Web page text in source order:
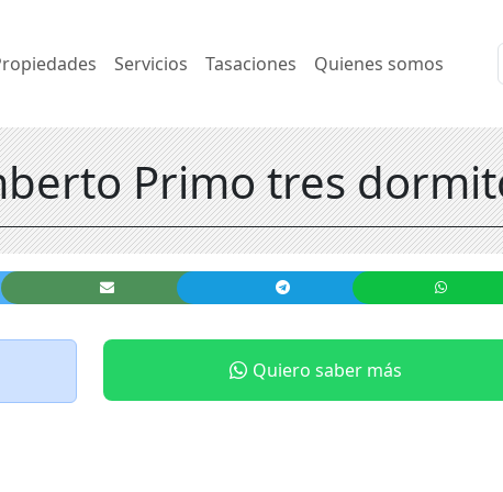
Servicios Tasaciones Quienes somos
Primo tres
Quiero saber más